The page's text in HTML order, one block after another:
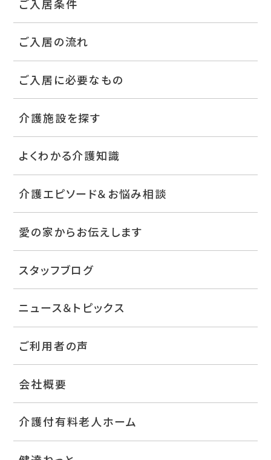
ご入居条件
ご入居の流れ
ご入居に必要なもの
介護施設を探す
よくわかる介護知識
介護エピソード＆お悩み相談
愛の家からお伝えします
スタッフブログ
ニュース＆トピックス
ご利用者の声
会社概要
介護付有料老人ホーム